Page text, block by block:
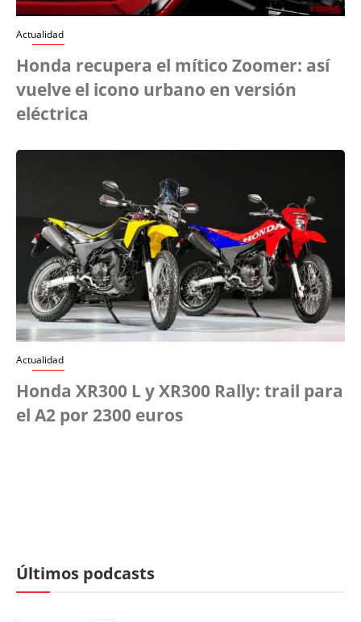
Actualidad
Honda recupera el mítico Zoomer: así
vuelve el icono urbano en versión
eléctrica
Actualidad
Honda XR300 L y XR300 Rally: trail para
el A2 por 2300 euros
Últimos podcasts